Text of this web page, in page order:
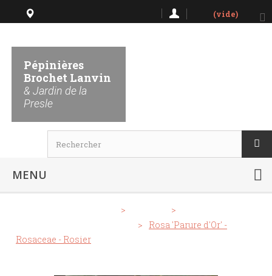
(vide)
Pépinières
Brochet Lanvin
& Jardin de la
Presle
MENU
>
>
>
Rosa 'Parure d'Or' -
Rosaceae - Rosier